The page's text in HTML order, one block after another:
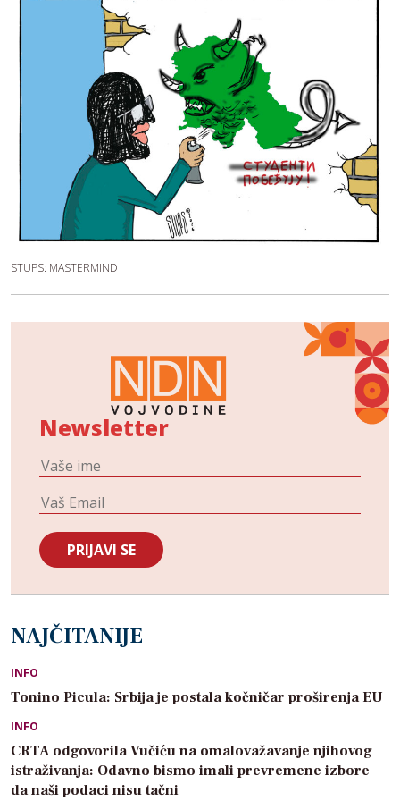
STUPS: MASTERMIND
Newsletter
NAJČITANIJE
INFO
Tonino Picula: Srbija je postala kočničar proširenja EU
INFO
CRTA odgovorila Vučiću na omalovažavanje njihovog
istraživanja: Odavno bismo imali prevremene izbore
da naši podaci nisu tačni